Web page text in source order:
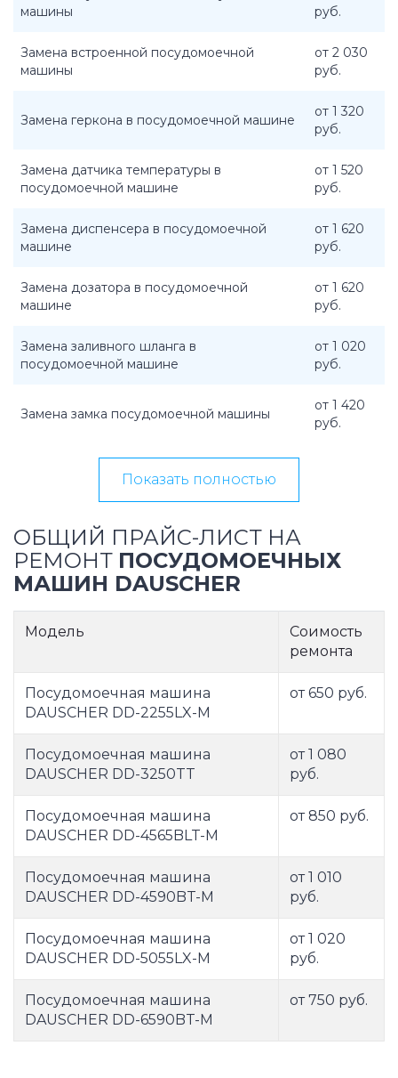
машины
руб.
Замена встроенной посудомоечной
машины
от 2 030
руб.
Замена геркона в посудомоечной машине
от 1 320
руб.
Замена датчика температуры в
посудомоечной машине
от 1 520
руб.
Замена диспенсера в посудомоечной
машине
от 1 620
руб.
Замена дозатора в посудомоечной
машине
от 1 620
руб.
Замена заливного шланга в
посудомоечной машине
от 1 020
руб.
Замена замка посудомоечной машины
от 1 420
руб.
Показать полностью
ОБЩИЙ ПРАЙС-ЛИСТ НА
РЕМОНТ ПОСУДОМОЕЧНЫХ
МАШИН DAUSCHER
Модель
Соимость
ремонта
Посудомоечная машина
DAUSCHER DD-2255LX-М
от 650 руб.
Посудомоечная машина
DAUSCHER DD-3250TT
от 1 080
руб.
Посудомоечная машина
DAUSCHER DD-4565BLT-М
от 850 руб.
Посудомоечная машина
DAUSCHER DD-4590BT-М
от 1 010
руб.
Посудомоечная машина
DAUSCHER DD-5055LX-M
от 1 020
руб.
Посудомоечная машина
DAUSCHER DD-6590BT-М
от 750 руб.